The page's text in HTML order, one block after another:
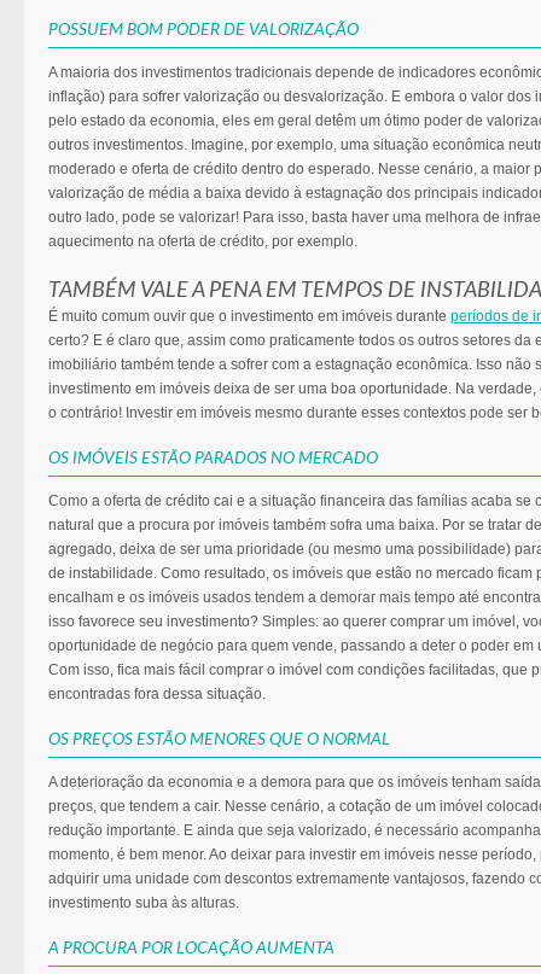
POSSUEM BOM PODER DE VALORIZAÇÃO
A maioria dos investimentos tradicionais depende de indicadores
inflação) para sofrer valorização ou desvalorização. E embora o valor dos
pelo estado da economia, eles em geral detêm um ótimo poder de
outros investimentos. Imagine, por exemplo, uma situação econômica
moderado e oferta de crédito dentro do esperado. Nesse cenário, a maior
valorização de média a baixa devido à estagnação dos principais
outro lado, pode se valorizar! Para isso, basta haver uma melhora de
aquecimento na oferta de crédito, por exemplo.
TAMBÉM VALE A PENA EM TEMPOS DE
É muito comum ouvir que o investimento em imóveis durante períodos de
certo? E é claro que, assim como praticamente todos os outros setores da
imobiliário também tende a sofrer com a estagnação econômica. Isso não
investimento em imóveis deixa de ser uma boa oportunidade. Na
o contrário! Investir em imóveis mesmo durante esses contextos pode ser
OS IMÓVEIS ESTÃO PARADOS NO MERCADO
Como a oferta de crédito cai e a situação financeira das famílias acaba se
natural que a procura por imóveis também sofra uma baixa. Por se tratar
agregado, deixa de ser uma prioridade (ou mesmo uma possibilidade)
de instabilidade. Como resultado, os imóveis que estão no mercado ficam
encalham e os imóveis usados tendem a demorar mais tempo até
isso favorece seu investimento? Simples: ao querer comprar um imóvel,
oportunidade de negócio para quem vende, passando a deter o poder em
Com isso, fica mais fácil comprar o imóvel com condições facilitadas, que
encontradas fora dessa situação.
OS PREÇOS ESTÃO MENORES QUE O NORMAL
A deterioração da economia e a demora para que os imóveis tenham
preços, que tendem a cair. Nesse cenário, a cotação de um imóvel
redução importante. E ainda que seja valorizado, é necessário
momento, é bem menor. Ao deixar para investir em imóveis nesse
adquirir uma unidade com descontos extremamente vantajosos, fazendo
investimento suba às alturas.
A PROCURA POR LOCAÇÃO AUMENTA